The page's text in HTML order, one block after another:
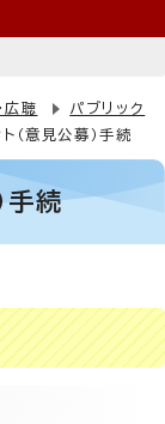
広聴
パブリック
（意見公募）手続
手続